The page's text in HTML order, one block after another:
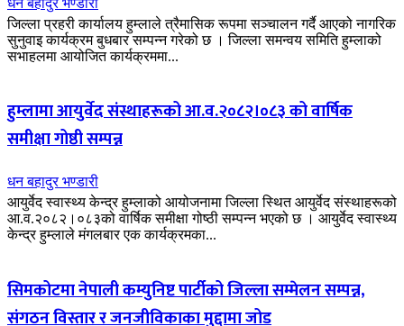
जिल्ला प्रहरी कार्यालय हुम्लाले त्रैमासिक रूपमा सञ्चालन गर्दै आएको नागरिक
सुनुवाइ कार्यक्रम बुधबार सम्पन्न गरेको छ । जिल्ला समन्वय समिति हुम्लाको
सभाहलमा आयोजित कार्यक्रममा...
हुम्लामा आयुर्वेद संस्थाहरूको आ.व.२०८२।०८३ को वार्षिक
समीक्षा गोष्ठी सम्पन्न
धन बहादुर भण्डारी
आयुर्वेद स्वास्थ्य केन्द्र हुम्लाको आयोजनामा जिल्ला स्थित आयुर्वेद संस्थाहरूको
आ.व.२०८२।०८३को वार्षिक समीक्षा गोष्ठी सम्पन्न भएको छ । आयुर्वेद स्वास्थ्य
केन्द्र हुम्लाले मंगलबार एक कार्यक्रमका...
सिमकोटमा नेपाली कम्युनिष्ट पार्टीको जिल्ला सम्मेलन सम्पन्न,
संगठन विस्तार र जनजीविकाका मुद्दामा जोड